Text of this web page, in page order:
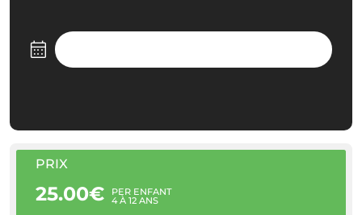
PRIX
25.00€ PER ENFANT
4 À 12 ANS